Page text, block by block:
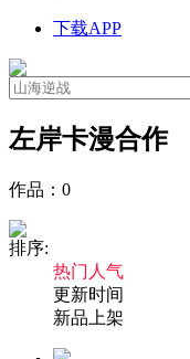
下载APP
左岸卡漫合作
作品： 0
排序:
热门人气
更新时间
新品上架